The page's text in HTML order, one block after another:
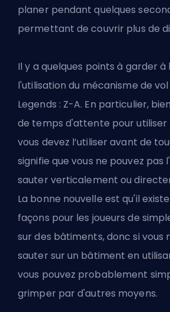
planer pendant quelques
permettant de couvrir plus de
Il y a quelques points à garder
l'utilisation du mécanisme de
Legends : Z-A. En particulier,
de temps d'attente pour utiliser
vous devez l’utiliser avant de
signifie que vous ne pouvez pas
sauter verticalement ou
La bonne nouvelle est qu'il
façons pour les joueurs de
sur des bâtiments, donc si vous
sauter sur un bâtiment en
vous pouvez probablement
grimper par d'autres moyens.